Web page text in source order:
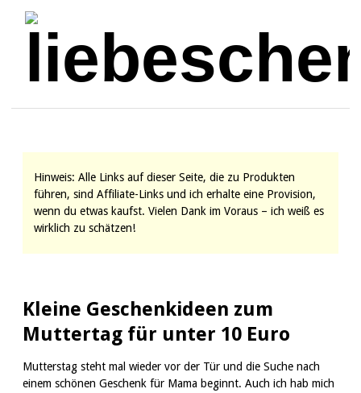
Hinweis: Alle Links auf dieser Seite, die zu Produkten
führen, sind Affiliate-Links und ich erhalte eine Provision,
wenn du etwas kaufst. Vielen Dank im Voraus – ich weiß es
wirklich zu schätzen!
Kleine Geschenkideen zum
Muttertag für unter 10 Euro
Mutterstag steht mal wieder vor der Tür und die Suche nach
einem schönen Geschenk für Mama beginnt. Auch ich hab mich